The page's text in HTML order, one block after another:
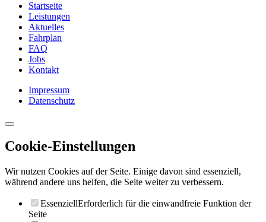
Startseite
Leistungen
Aktuelles
Fahrplan
FAQ
Jobs
Kontakt
Impressum
Datenschutz
Cookie-Einstellungen
Wir nutzen Cookies auf der Seite. Einige davon sind essenziell,
während andere uns helfen, die Seite weiter zu verbessern.
EssenziellErforderlich für die einwandfreie Funktion der
Seite